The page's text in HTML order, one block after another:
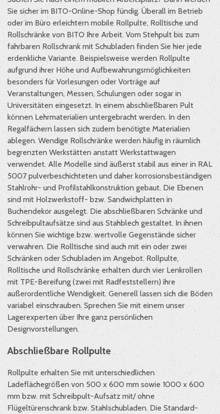
Sie sicher im BITO-Online-Shop fündig. Überall im Betrieb
oder im Büro erleichtern mobile Rollpulte, Rolltische und
Rollschränke von BITO Ihre Arbeit. Vom Stehpult bis zum
fahrbaren Rollschrank mit Schubladen finden Sie hier jede
erdenkliche Variante. Beispielsweise werden Rollpulte
aufgrund ihrer Höhe und Aufbewahrungsmöglichkeiten
besonders für Vorlesungen oder Vorträge auf
Veranstaltungen, Messen, Schulungen oder sogar in
Universitäten eingesetzt. In einem abschließbaren Pult
können Lehrmaterialien untergebracht werden. In den
Regalfächern lassen sich zudem benötigte Materialien
ablegen. Wendige Rollschränke werden häufig in räumlich
begrenzten Werkstätten anstatt Werkstattwagen
verwendet. Alle Modelle sind äußerst stabil aus einer in RAL
5007 pulverbeschichteten und daher korrosionsbeständigen
Stahlrohr- und Profilstahlkonstruktion gebaut. Die Ebenen
sind mit Holzwerkstoff- bzw. Sandwichplatten in
Buchendekor ausgelegt. Die abschließbaren Schränke und
Schreibpultaufsätze sind aus Stahblech gestaltet. In ihnen
können Sie wichtige bzw. wertvolle Gegenstände sicher
verwahren. Die Rolltische sind auch mit ein oder zwei
Schränken oder Schubladen im Angebot. Rollpulte,
Rolltische und Rollschränke erhalten durch vier Lenkrollen
mit TPE-Bereifung (zwei mit Radfeststellern) ihre
außerordentliche Wendigkeit. Generell lassen sich die Böden
variabel einschrauben. Sprechen Sie mit einem unser
Lagerexperten über Ihre ganz persönlichen
Designvorstellungen.
Abschließbare Rollpulte
Rollpulte erhalten Sie mit unterschiedlichen
Ladeflächegrößen von 500 x 600 mm sowie 1000 x 600
mm bzw. mit Schreibpult-Aufsatz mit/ ohne
Flügeltürenschrank bzw. Stahlschubladen. Die Standard-